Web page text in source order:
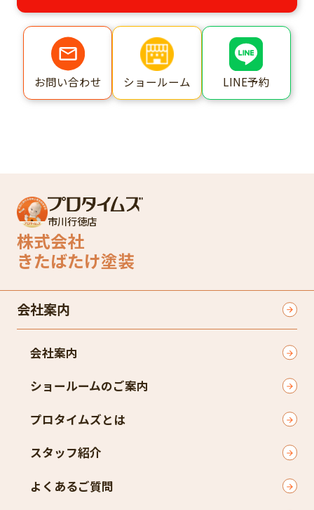
お問い合わせ ショールーム LINE予約
市川行徳店
株式会社
きたばたけ塗装
会社案内
会社案内
ショールームのご案内
プロタイムズとは
スタッフ紹介
よくあるご質問